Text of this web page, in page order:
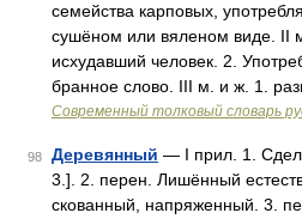
семейства карповых,
сушёном или вяленом виде. II
исхудавший человек. 2.
бранное слово. III м. и ж. 1.
Современный толковый словарь
98 Деревянный — I прил. 1.
3.]. 2. перен. Лишённый
скованный, напряженный. 3.